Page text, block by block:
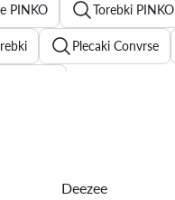
PINKO Torebki PINKO
Plecaki Convrse
Deezee